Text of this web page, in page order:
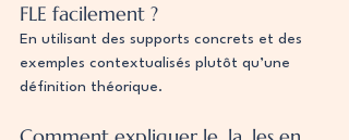
FLE facilement ?
En utilisant des supports concrets et des
exemples contextualisés plutôt qu’une
définition théorique.